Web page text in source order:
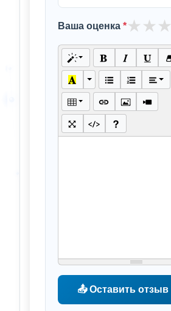
Ваша оценка *★★★
📤 Оставить отзыв